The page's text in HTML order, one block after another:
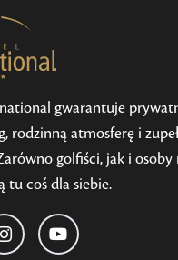
gwarantuje
rodzinną atmosferę i
golfiści, jak i osoby
tu coś dla siebie.